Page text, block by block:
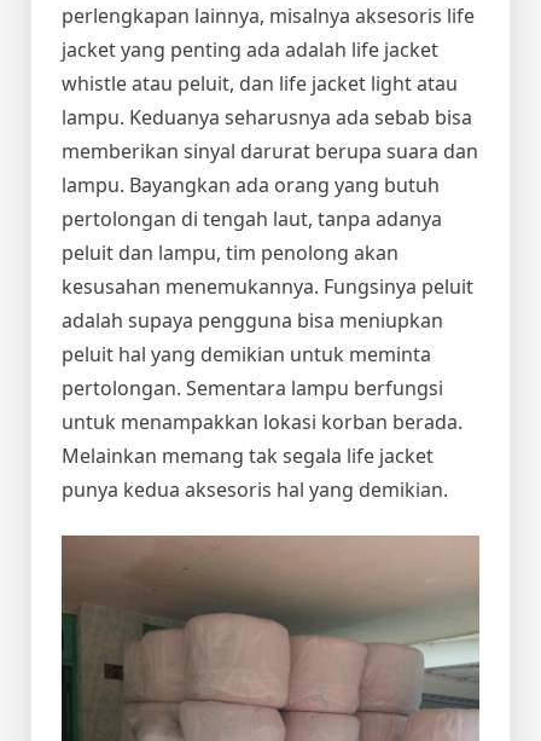
perlengkapan lainnya, misalnya aksesoris life
jacket yang penting ada adalah life jacket
whistle atau peluit, dan life jacket light atau
lampu. Keduanya seharusnya ada sebab bisa
memberikan sinyal darurat berupa suara dan
lampu. Bayangkan ada orang yang butuh
pertolongan di tengah laut, tanpa adanya
peluit dan lampu, tim penolong akan
kesusahan menemukannya. Fungsinya peluit
adalah supaya pengguna bisa meniupkan
peluit hal yang demikian untuk meminta
pertolongan. Sementara lampu berfungsi
untuk menampakkan lokasi korban berada.
Melainkan memang tak segala life jacket
punya kedua aksesoris hal yang demikian.